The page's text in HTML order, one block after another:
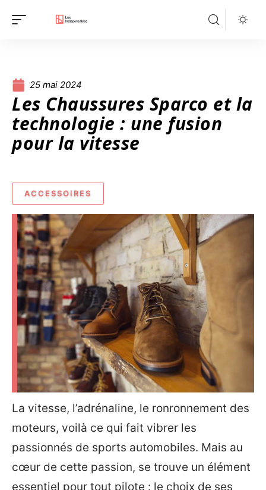
25 mai 2024
Les Chaussures Sparco et la
technologie : une fusion
pour la vitesse
ACCESSOIRES
La vitesse, l’adrénaline, le ronronnement des
moteurs, voilà ce qui fait vibrer les
passionnés de sports automobiles. Mais au
cœur de cette passion, se trouve un élément
essentiel pour tout pilote : le choix de ses